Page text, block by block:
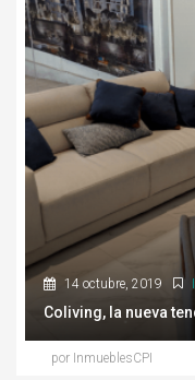
14 octubre, 2019
por InmueblesCPI